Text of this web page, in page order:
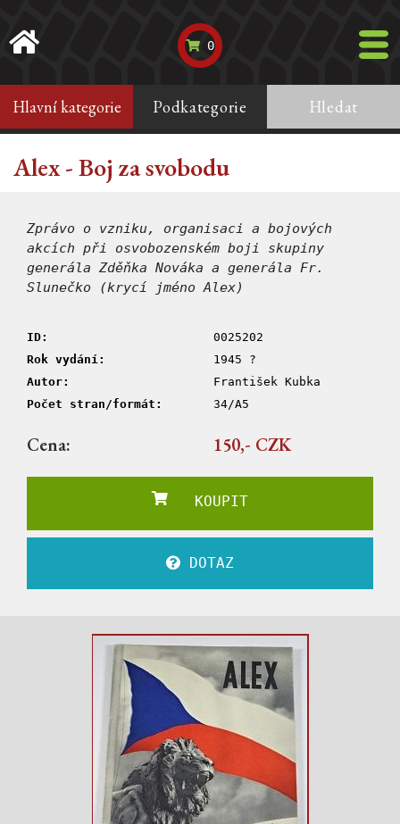
0
Hlavní kategorie Podkategorie Hledat
Alex - Boj za svobodu
Zprávo o vzniku, organisaci a bojových
akcích při osvobozenském boji skupiny
generála Zděňka Nováka a generála Fr.
Slunečko (krycí jméno Alex)
ID:
0025202
Rok vydání:
1945 ?
Autor:
František Kubka
Počet stran/formát:
34/A5
Cena: 150,- CZK
KOUPIT
DOTAZ